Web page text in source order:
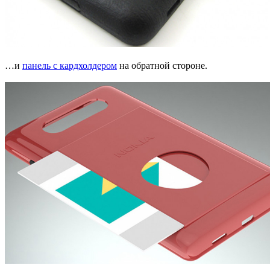
…и панель с кардхолдером на обратной стороне.